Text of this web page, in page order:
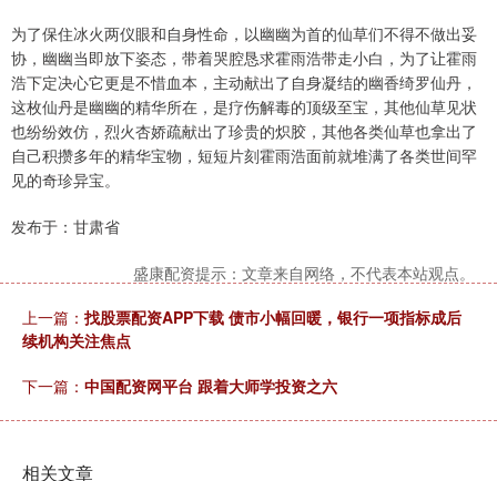
为了保住冰火两仪眼和自身性命，以幽幽为首的仙草们不得不做出妥
协，幽幽当即放下姿态，带着哭腔恳求霍雨浩带走小白，为了让霍雨
浩下定决心它更是不惜血本，主动献出了自身凝结的幽香绮罗仙丹，
这枚仙丹是幽幽的精华所在，是疗伤解毒的顶级至宝，其他仙草见状
也纷纷效仿，烈火杏娇疏献出了珍贵的炽胶，其他各类仙草也拿出了
自己积攒多年的精华宝物，短短片刻霍雨浩面前就堆满了各类世间罕
见的奇珍异宝。
发布于：甘肃省
盛康配资提示：文章来自网络，不代表本站观点。
上一篇： 找股票配资APP下载 债市小幅回暖，银行一项指标成后
续机构关注焦点
下一篇： 中国配资网平台 跟着大师学投资之六
相关文章